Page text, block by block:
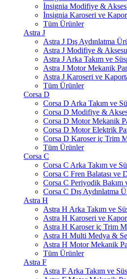
İnsignia Modifiye &
İnsignia Karoseri ve
Tüm Ürünler
Astra J
Astra J Dış Aydınlatma
Astra J Modifiye &
Astra J Arka Takım ve
Astra J Motor Mekanik
Astra J Karoseri ve
Tüm Ürünler
Corsa D
Corsa D Arka Takım ve
Corsa D Modifiye &
Corsa D Motor Mekanik
Corsa D Motor Elektrik
Corsa D Karoser iç Trim
Tüm Ürünler
Corsa C
Corsa C Arka Takım ve
Corsa C Fren Balatası ve
Corsa C Periyodik Bakım
Corsa C Dış Aydınlatma
Astra H
Astra H Arka Takım ve
Astra H Karoseri ve
Astra H Karoser iç Trim
Astra H Multi Medya &
Astra H Motor Mekanik
Tüm Ürünler
Astra F
Astra F Arka Takım ve